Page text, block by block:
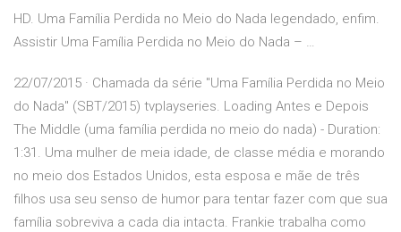
HD. Uma Família Perdida no Meio do Nada legendado, enfim.
Assistir Uma Família Perdida no Meio do Nada – …
22/07/2015 · Chamada da série "Uma Família Perdida no Meio
do Nada" (SBT/2015) tvplayseries. Loading Antes e Depois
The Middle (uma família perdida no meio do nada) - Duration:
1:31. Uma mulher de meia idade, de classe média e morando
no meio dos Estados Unidos, esta esposa e mãe de três
filhos usa seu senso de humor para tentar fazer com que sua
família sobreviva a cada dia intacta. Frankie trabalha como